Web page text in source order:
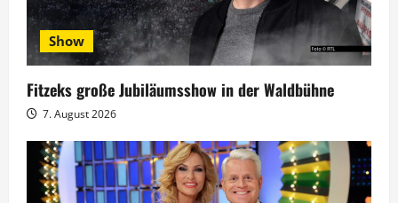
v
i
g
a
Show
Fitzeks große Jubiläumsshow in der Waldbühne
7. August 2026